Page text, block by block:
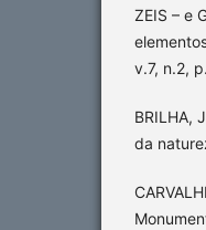
ZEIS – e
v.7, n.2,
BRILHA,
da